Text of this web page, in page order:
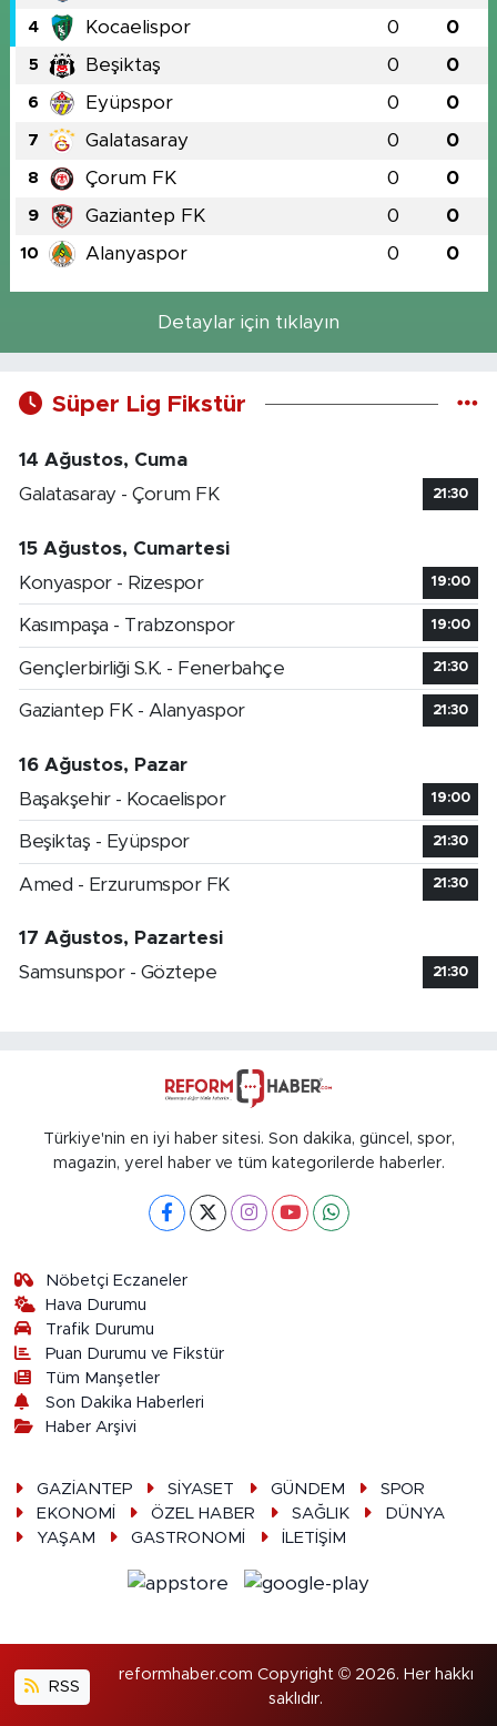
4 Kocaelispor 0 0
5 Beşiktaş 0 0
6 Eyüpspor 0 0
7 Galatasaray 0 0
8 Çorum FK 0 0
9 Gaziantep FK 0 0
10 Alanyaspor 0 0
Detaylar için tıklayın
Süper Lig Fikstür
14 Ağustos, Cuma
Galatasaray - Çorum FK
21:30
15 Ağustos, Cumartesi
Konyaspor - Rizespor
19:00
Kasımpaşa - Trabzonspor 19:00
Gençlerbirliği S.K. - Fenerbahçe 21:30
Gaziantep FK - Alanyaspor 21:30
16 Ağustos, Pazar
Başakşehir - Kocaelispor
19:00
Beşiktaş - Eyüpspor 21:30
Amed - Erzurumspor FK 21:30
17 Ağustos, Pazartesi
Samsunspor - Göztepe
21:30
Türkiye'nin en iyi haber sitesi. Son dakika, güncel, spor,
magazin, yerel haber ve tüm kategorilerde haberler.
Nöbetçi Eczaneler
Hava Durumu
Trafik Durumu
Puan Durumu ve Fikstür
Tüm Manşetler
Son Dakika Haberleri
Haber Arşivi
GAZİANTEP SİYASET GÜNDEM
SPOR
EKONOMİ
ÖZEL HABER SAĞLIK
DÜNYA
YAŞAM
GASTRONOMİ İLETİŞİM
RSS
reformhaber.com Copyright © 2026. Her hakkı
saklıdır.